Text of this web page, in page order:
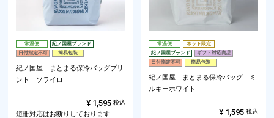
常温便
紀ノ国屋ブランド
日付指定不可
簡易包装
紀ノ国屋 まとまる保冷バッグプリ
ント ソライロ
¥ 1,595 税込
短冊対応はお断りしております
常温便
ネット限定
紀ノ国屋ブランド
ギフト対応商品
日付指定不可
簡易包装
紀ノ国屋 まとまる保冷バッグ ミ
ルキーホワイト
¥ 1,595 税込